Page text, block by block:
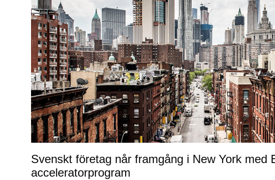
Svenskt företag når framgång i New York med
acceleratorprogram